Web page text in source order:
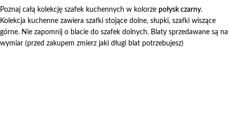
Poznaj całą kolekcję szafek kuchennych w kolorze połysk czarny.
Kolekcja kuchenne zawiera szafki stojące dolne, słupki, szafki wiszące
górne. Nie zapomnij o blacie do szafek dolnych. Blaty sprzedawane są na
wymiar (przed zakupem zmierz jaki długi blat potrzebujesz)